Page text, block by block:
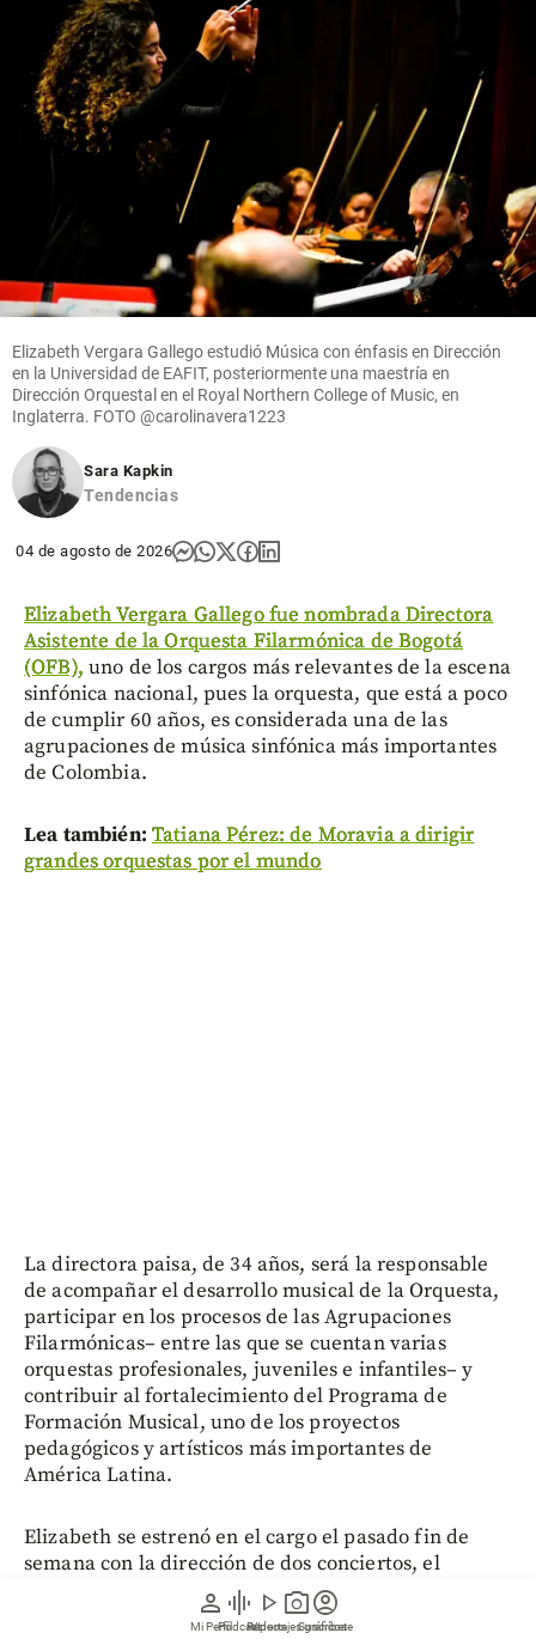
person
Mi Perfil
graphic_eq
Pódcast
play_arrow
Videos
photo_camera
Reportajes gráficos
account_circle
Suscríbete
Elizabeth Vergara Gallego estudió Música con énfasis en Dirección
en la Universidad de EAFIT, posteriormente una maestría en
Dirección Orquestal en el Royal Northern College of Music, en
Inglaterra. FOTO @carolinavera1223
Sara Kapkin
Tendencias
04 de agosto de 2026
Elizabeth Vergara Gallego fue nombrada Directora
Asistente de la Orquesta Filarmónica de Bogotá
(OFB), uno de los cargos más relevantes de la escena
sinfónica nacional, pues la orquesta, que está a poco
de cumplir 60 años, es considerada una de las
agrupaciones de música sinfónica más importantes
de Colombia.
Lea también: Tatiana Pérez: de Moravia a dirigir
grandes orquestas por el mundo
La directora paisa, de 34 años, será la responsable
de acompañar el desarrollo musical de la Orquesta,
participar en los procesos de las Agrupaciones
Filarmónicas– entre las que se cuentan varias
orquestas profesionales, juveniles e infantiles– y
contribuir al fortalecimiento del Programa de
Formación Musical, uno de los proyectos
pedagógicos y artísticos más importantes de
América Latina.
Elizabeth se estrenó en el cargo el pasado fin de
semana con la dirección de dos conciertos, el
viernes 31 de julio y el sábado 1 de agosto, en el
Auditorio León de Greiff, de la Universidad Nacional